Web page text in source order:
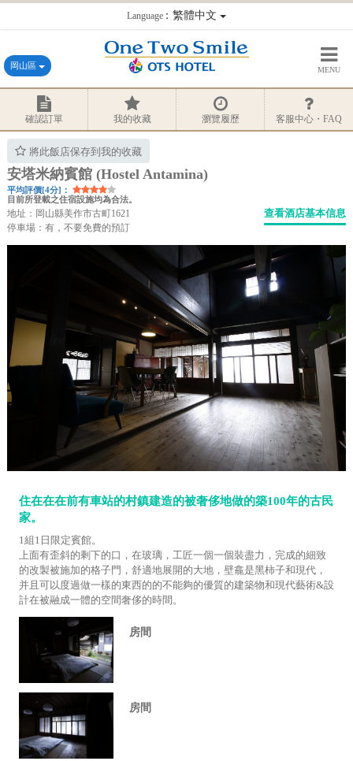
Language：繁體中文
岡山區 MENU
確認訂單 我的收藏 瀏覽履歷 客服中心・FAQ
將此飯店保存到我的收藏
安塔米納賓館 (Hostel Antamina)
平均評價[4分]：
目前所登載之住宿設施均為合法。
地址：岡山縣美作市古町1621
停車場：有，不要免費的預訂
查看酒店基本信息
住在在在前有車站的村鎮建造的被奢侈地做的築100年的古民
家。
1組1日限定賓館。
上面有歪斜的剩下的口，在玻璃，工匠一個一個裝盡力，完成的細致
的改製被施加的格子門，舒適地展開的大地，壁龕是黑柿子和現代，
并且可以度過做一樣的東西的的不能夠的優質的建築物和現代藝術&設
計在被融成一體的空間奢侈的時間。
房間
房間